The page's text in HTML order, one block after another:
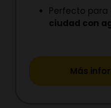
Perfecto para
ciudad con
Más